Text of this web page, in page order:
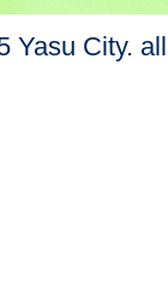
Yasu City.